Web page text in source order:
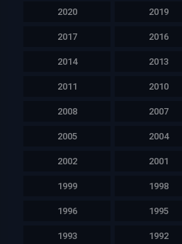
2020 2019
2017 2016
2014 2013
2011 2010
2008 2007
2005 2004
2002 2001
1999 1998
1996 1995
1993 1992